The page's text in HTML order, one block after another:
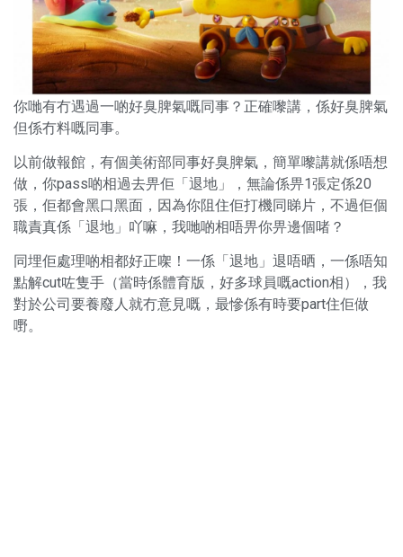
你哋有冇遇過一啲好臭脾氣嘅同事？正確嚟講，係好臭脾氣
但係冇料嘅同事。
以前做報館，有個美術部同事好臭脾氣，簡單嚟講就係唔想
做，你pass啲相過去畀佢「退地」，無論係畀1張定係20
張，佢都會黑口黑面，因為你阻住佢打機同睇片，不過佢個
職責真係「退地」吖嘛，我哋啲相唔畀你畀邊個啫？
同埋佢處理啲相都好正㗎！一係「退地」退唔晒，一係唔知
點解cut咗隻手（當時係體育版，好多球員嘅action相），我
對於公司要養廢人就冇意見嘅，最慘係有時要part住佢做
嘢。